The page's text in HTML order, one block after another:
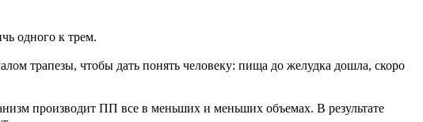
одного к трем.
трапезы, чтобы дать понять человеку: пища до желудка дошла, скоро
производит ПП все в меньших и меньших объемах. В результате